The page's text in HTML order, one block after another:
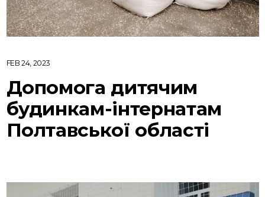
FEB 24, 2023
Допомога дитячим
будинкам-інтернатам
Полтавської області